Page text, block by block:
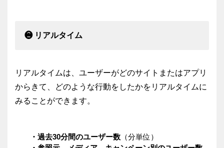
❷ リアルタイム
リアルタイムは、ユーザーがどのサイトまたはアプリ
からきて、どのような行動をしたかをリアルタイムに
みることができます。
・過去30分間のユーザー数 （分単位）